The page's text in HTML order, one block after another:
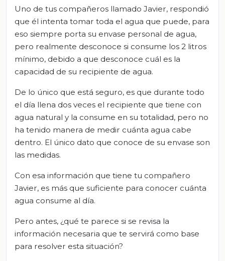
Uno de tus compañeros llamado Javier, respondió
que él intenta tomar toda el agua que puede, para
eso siempre porta su envase personal de agua,
pero realmente desconoce si consume los 2 litros
mínimo, debido a que desconoce cuál es la
capacidad de su recipiente de agua.
De lo único que está seguro, es que durante todo
el día llena dos veces el recipiente que tiene con
agua natural y la consume en su totalidad, pero no
ha tenido manera de medir cuánta agua cabe
dentro. El único dato que conoce de su envase son
las medidas.
Con esa información que tiene tu compañero
Javier, es más que suficiente para conocer cuánta
agua consume al día.
Pero antes, ¿qué te parece si se revisa la
información necesaria que te servirá como base
para resolver esta situación?